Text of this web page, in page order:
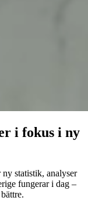
i fokus i ny
statistik, analyser
fungerar i dag –